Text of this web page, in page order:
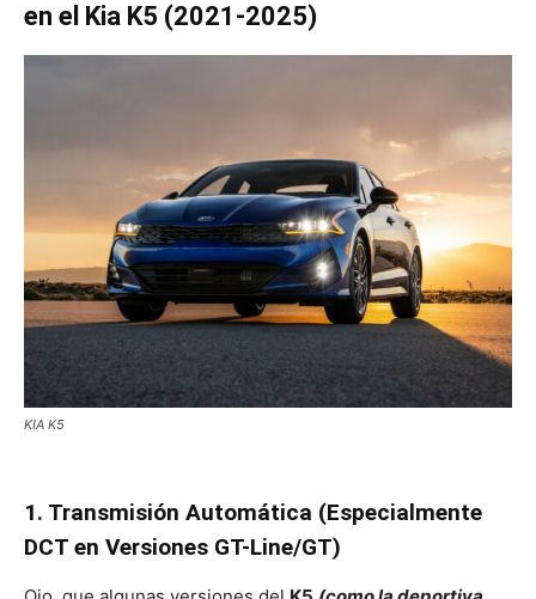
en el Kia K5 (2021-2025)
KIA K5
1. Transmisión Automática (Especialmente
DCT en Versiones GT-Line/GT)